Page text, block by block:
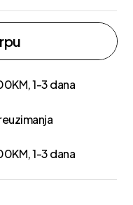
1-3 dana
1-3 dana